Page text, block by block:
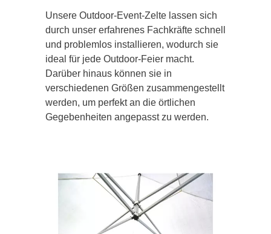
Unsere Outdoor-Event-Zelte lassen sich
durch unser erfahrenes Fachkräfte schnell
und problemlos installieren, wodurch sie
ideal für jede Outdoor-Feier macht.
Darüber hinaus können sie in
verschiedenen Größen zusammengestellt
werden, um perfekt an die örtlichen
Gegebenheiten angepasst zu werden.